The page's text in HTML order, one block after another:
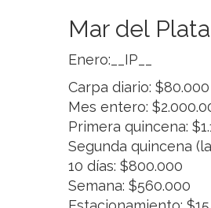
Mar del
Enero:__IP__
Carpa diario: $80.000
Mes entero:
Primera quincena:
Segunda quincena
10 días: $800.000
Semana: $560.000